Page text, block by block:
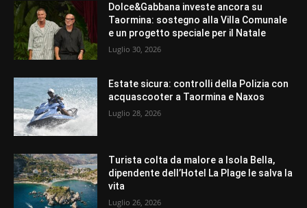
Dolce&Gabbana investe ancora su
Taormina: sostegno alla Villa Comunale
e un progetto speciale per il Natale
Luglio 30, 2026
Estate sicura: controlli della Polizia con
acquascooter a Taormina e Naxos
Luglio 28, 2026
Turista colta da malore a Isola Bella,
dipendente dell’Hotel La Plage le salva la
vita
Luglio 26, 2026